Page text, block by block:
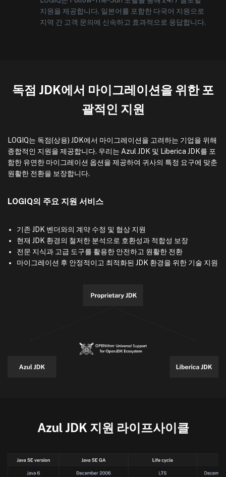
지원을 제공합니다. 일본어를 포함한 다국어 지원으로
지역 간 고객 문의에 신속하고 효과적으로 응답합니다.
독점 JDK에서 마이그레이션을 위한 포
괄적인 지원
LOGIQ는 독점(상용) JDK에서 마이그레이션을 고려하는 기업을 위해
종합적인 지원을 제공합니다. 우리는 Azul JDK 및 Liberica JDK를 포
함한 유연한 마이그레이션 옵션을 제공하여 귀사의 특정 요구에 맞춘
원활한 전환을 보장합니다.
LOGIQ의 주요 지원 서비스
기존 JDK 벤더와의 계약 수정 및 협상 지원
현재 JDK 환경의 철저한 분석으로 호환성과 적합성 보장
전문 지식과 고급 도구를 활용한 안전하고 원활한 전환
마이그레이션 후 안정적이고 최적화된 JDK 환경을 위한 기술 지원
Azul JDK 지원 라이프사이클